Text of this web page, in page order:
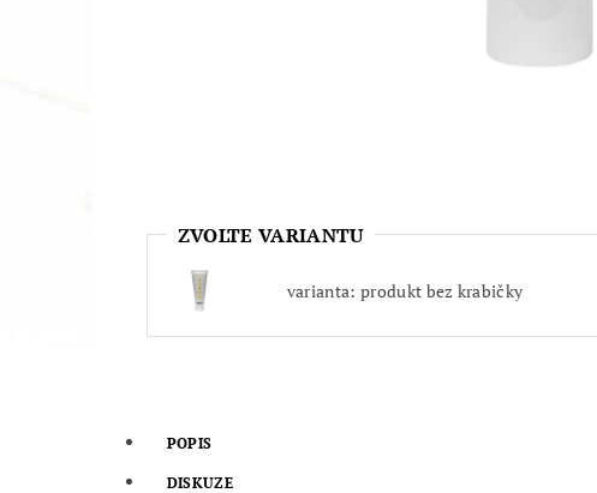
ZVOLTE VARIANTU
varianta: produkt bez krabičky
POPIS
DISKUZE